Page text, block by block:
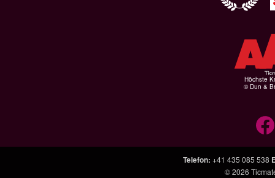
Höchste
© Dun &
Telefon: +41 435 085 538
© 2026